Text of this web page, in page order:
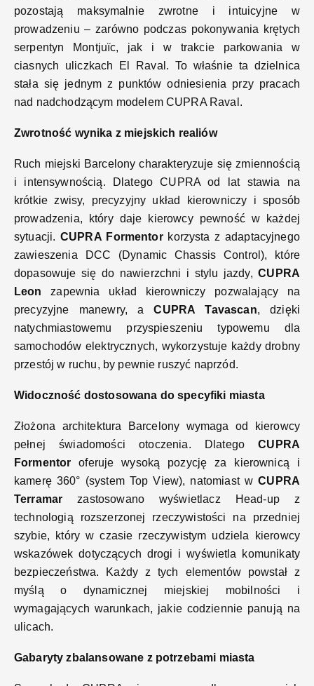
pozostają maksymalnie zwrotne i intuicyjne w
prowadzeniu – zarówno podczas pokonywania krętych
serpentyn Montjuïc, jak i w trakcie parkowania w
ciasnych uliczkach El Raval. To właśnie ta dzielnica
stała się jednym z punktów odniesienia przy pracach
nad nadchodzącym modelem CUPRA Raval.
Zwrotność wynika z miejskich realiów
Ruch miejski Barcelony charakteryzuje się zmiennością
i intensywnością. Dlatego CUPRA od lat stawia na
krótkie zwisy, precyzyjny układ kierowniczy i sposób
prowadzenia, który daje kierowcy pewność w każdej
sytuacji. CUPRA Formentorkorzysta z adaptacyjnego
zawieszenia DCC (Dynamic Chassis Control), które
dopasowuje się do nawierzchni i stylu jazdy,CUPRA
Leon zapewnia układ kierowniczy pozwalający na
precyzyjne manewry, aCUPRA Tavascan, dzięki
natychmiastowemu przyspieszeniu typowemu dla
samochodów elektrycznych, wykorzystuje każdy drobny
przestój w ruchu, by pewnie ruszyć naprzód.
Widoczność dostosowana do specyfiki miasta
Złożona architektura Barcelony wymaga od kierowcy
pełnej świadomości otoczenia. DlategoCUPRA
Formentoroferuje wysoką pozycję za kierownicą i
kamerę 360° (system Top View), natomiast wCUPRA
Terramar zastosowano wyświetlacz Head‑up z
technologią rozszerzonej rzeczywistości na przedniej
szybie, który w czasie rzeczywistym udziela kierowcy
wskazówek dotyczących drogi i wyświetla komunikaty
bezpieczeństwa. Każdy z tych elementów powstał z
myślą o dynamicznej miejskiej mobilności i
wymagających warunkach, jakie codziennie panują na
ulicach.
Gabaryty zbalansowane z potrzebami miasta